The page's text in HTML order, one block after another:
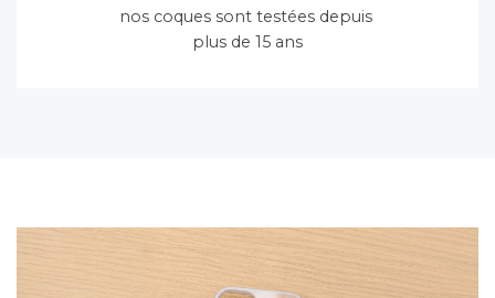
nos coques sont testées depuis
plus de 15 ans